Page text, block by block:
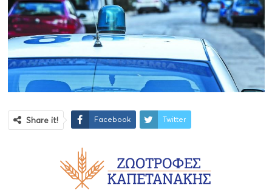
Share it! Facebook Twitter